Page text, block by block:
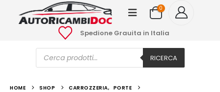
0
Spedione Grauita in Italia
Ricerca
prodotti RICERCA
HOME SHOP CARROZZERIA, PORTE